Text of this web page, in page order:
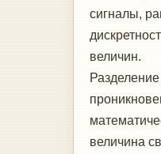
сигналы,
величин.
величина